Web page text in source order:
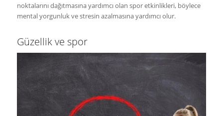
noktalarını dağıtmasına yardımcı olan spor etkinlikleri, böylece
mental yorgunluk ve stresin azalmasına yardımcı olur.
Güzellik ve spor